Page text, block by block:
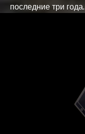
последние три года.